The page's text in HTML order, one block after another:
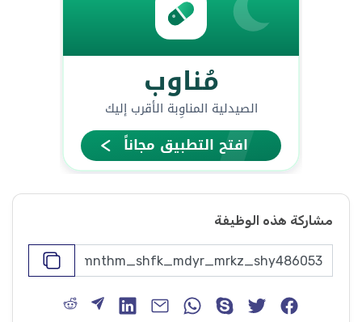
مشاركة هذه الوظيفة